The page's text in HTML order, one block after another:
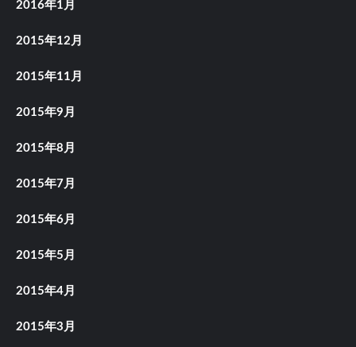
2016年1月
2015年12月
2015年11月
2015年9月
2015年8月
2015年7月
2015年6月
2015年5月
2015年4月
2015年3月